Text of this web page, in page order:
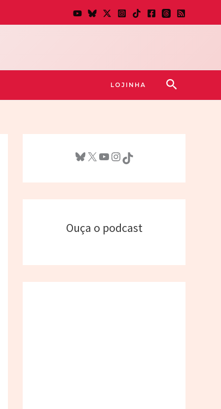
LOJINHA Pesquisar
Bluesky X Youtube InstagramTikTok
Ouça o podcast